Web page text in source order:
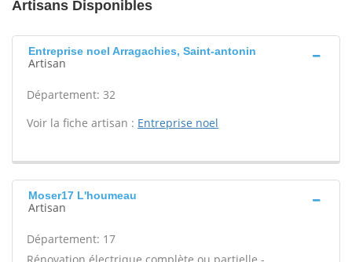
Artisans Disponibles
Entreprise noel Arragachies, Saint-antonin
Artisan
Département: 32
Voir la fiche artisan : Entreprise noel
Moser17 L'houmeau
Artisan
Département: 17